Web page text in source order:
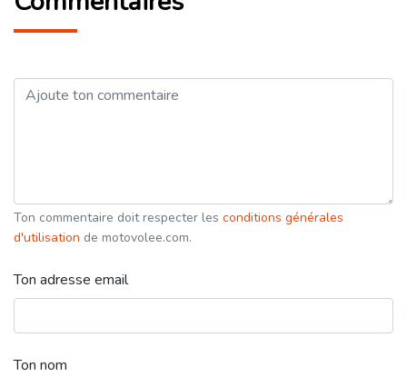
Ton commentaire doit respecter les conditions générales
d'utilisation de motovolee.com.
Ton adresse email
Ton nom